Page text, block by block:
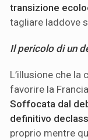
transizione
tagliare laddove
Il pericolo di un
L’illusione che
favorire la
Soffocata dal
definitivo
proprio mentre